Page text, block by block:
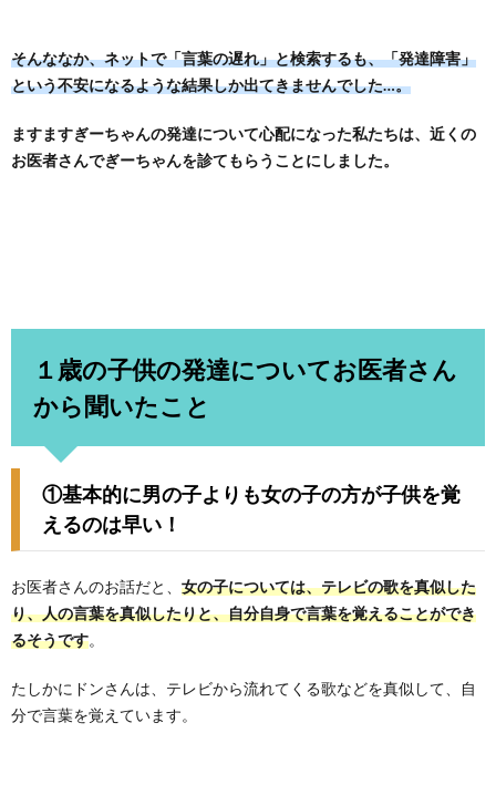
そんななか、ネットで「言葉の遅れ」と検索するも、「発達障害」
という不安になるような結果しか出てきませんでした…。
ますますぎーちゃんの発達について心配になった私たちは、近くの
お医者さんでぎーちゃんを診てもらうことにしました。
１歳の子供の発達についてお医者さん
から聞いたこと
①基本的に男の子よりも女の子の方が子供を覚
えるのは早い！
お医者さんのお話だと、 女の子については、テレビの歌を真似した
り、人の言葉を真似したりと、自分自身で言葉を覚えることができ
るそうです。
たしかにドンさんは、テレビから流れてくる歌などを真似して、自
分で言葉を覚えています。